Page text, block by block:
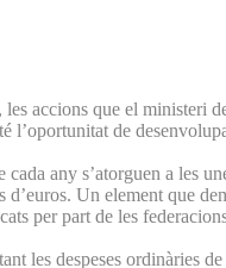
accions que el ministeri
l’oportunitat de
any s’atorguen a les
Un element que
per part de les
les despeses ordinàries